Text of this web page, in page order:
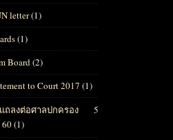
letter(1)
(1)
Board(2)
to Court 2017 (1)
ถลงต่อศาลปกครอง 5
(1)